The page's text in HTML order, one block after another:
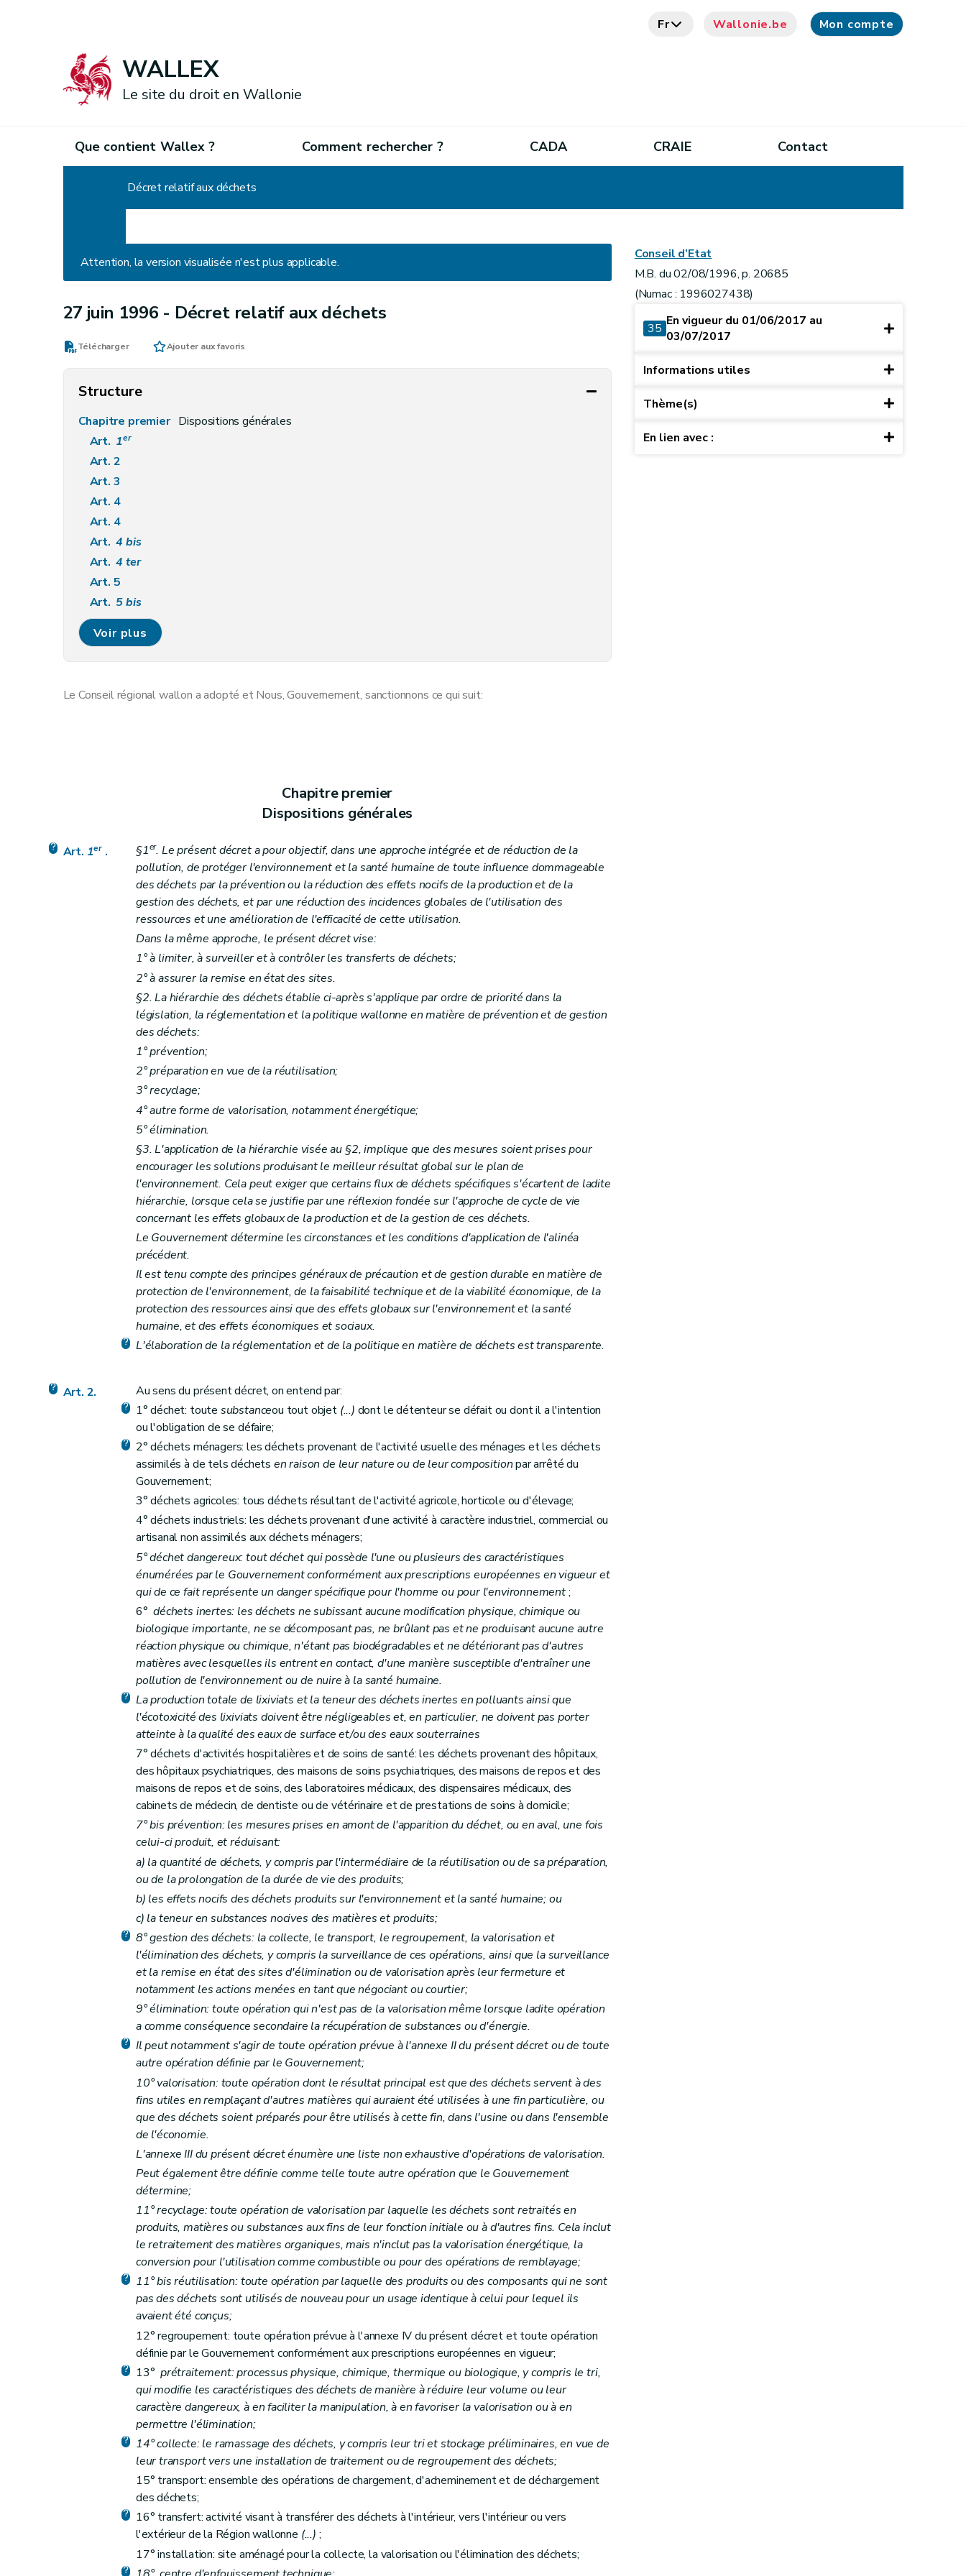
Fr Wallonie.be Mon compte
WALLEX
Le site du droit en Wallonie
Que contient Wallex ? Comment rechercher ? CADA CRAIE Contact
Décret relatif aux déchets
Attention, la version visualisée n'est plus applicable.
27 juin 1996 - Décret relatif aux déchets
Télécharger Ajouter aux favoris
Structure
Chapitre premier Dispositions générales
Art. 1er
Art. 2
Art. 3
Art. 4
Art. 4
Art.4bis
Art.4ter
Art. 5
Art. 5bis
Art.5ter
Art.5quater
Chapitre III Prévention et limitation des nuisances lors de la gestion des déchets
Art. 10
Art. 11
Art. 12
Art. 13
Art. 14
Art. 15
Section 2 Dispositions particulières à la valorisation des déchets
Art. 16
Art. 17
Art. 18
2bis
Dispositions particulières à la réutilisation et au recyclage
18bis
Section 3 Dispositions particulières à l'élimination des déchets
Art. 19
Art. 20
Section 4
Dispositions particulières aux déchets ménagers
Art. 21
Art. 22
Chapitre IV Transferts de déchets
Chapitre V Planification de la gestion des déchets
bis
Chapitre VI Dispositions particulières
Art.
bis
Art. 28
bis
Chapitre VII Dispositions fonctionnelles
Section première Statistiques et renseignements
Art. 29
Art. 30
Art. 31
Section 2
Commission des déchets
Art. 33
Section 3 (...)
Art. 34
Art. 35
Art. 36
Art. 37
Art. 38
Section 4 Société publique à forme commerciale
Art. 39
Section 5 Echantillonnages et analysés
Art. 40
Chapitre VIII Mesures de sécurité
Indemnisation des dommages par le Gouvernement
Chapitre X Surveillance, sautions administratives et pénales
Section première Surveillance, recherche et constatation des infractions
Art. 45
Art. 46
Section 2 Sanctions administratives
Art. 47
Art. 48
Art. 49
Art. 50
Section 3 Sanctions pénales
Art. 51
Art. 52
Art. 53
Art. 54
Art. 55
Art. 55bis
Art. 56
Art. 57
Art. 58
Art. 59
Chapitre XI Exécution des obligations internationales
Art. 61
bis
ter
Chapitre XII
Dispositions modificatives et abrogatoires
Art. 65
Chapitre XIII Dispositions transitoires
Voir plus
Le Conseil régional wallon a adopté et Nous, Gouvernement, sanctionnons ce qui suit:
Chapitre premier
Dispositions générales
Art. 1er . §1er. Le présent décret a pour objectif, dans une approche intégrée et de réduction de la
pollution, de protéger l'environnement et la santé humaine de toute influence dommageable
des déchets par la prévention ou la réduction des effets nocifs de la production et de la
gestion des déchets, et par une réduction des incidences globales de l'utilisation des
ressources et une amélioration de l'efficacité de cette utilisation.
Dans la même approche, le présent décret vise:
1° à limiter, à surveiller et à contrôler les transferts de déchets;
2° à assurer la remise en état des sites.
§2. La hiérarchie des déchets établie ci-après s'applique par ordre de priorité dans la
législation, la réglementation et la politique wallonne en matière de prévention et de gestion
des déchets:
1° prévention;
2° préparation en vue de la réutilisation;
3° recyclage;
4° autre forme de valorisation, notamment énergétique;
5° élimination.
§3. L'application de la hiérarchie visée au §2, implique que des mesures soient prises pour
encourager les solutions produisant le meilleur résultat global sur le plan de
l'environnement. Cela peut exiger que certains flux de déchets spécifiques s'écartent de ladite
hiérarchie, lorsque cela se justifie par une réflexion fondée sur l'approche de cycle de vie
concernant les effets globaux de la production et de la gestion de ces déchets.
Le Gouvernement détermine les circonstances et les conditions d'application de l'alinéa
précédent.
Il est tenu compte des principes généraux de précaution et de gestion durable en matière de
protection de l'environnement, de la faisabilité technique et de la viabilité économique, de la
protection des ressources ainsi que des effets globaux sur l'environnement et la santé
humaine, et des effets économiques et sociaux.
L'élaboration de la réglementation et de la politique en matière de déchets est transparente.
Art. 2.
Au sens du présent décret, on entend par:
1° déchet: toute substanceou tout objet (...) dont le détenteur se défait ou dont il a l'intention
ou l'obligation de se défaire;
2° déchets ménagers: les déchets provenant de l'activité usuelle des ménages et les déchets
assimilés à de tels déchets en raison de leur nature ou de leur compositionpar arrêté du
Gouvernement;
3° déchets agricoles: tous déchets résultant de l'activité agricole, horticole ou d'élevage;
4° déchets industriels: les déchets provenant d'une activité à caractère industriel, commercial ou
artisanal non assimilés aux déchets ménagers;
5° déchet dangereux: tout déchet qui possède l'une ou plusieurs des caractéristiques
énumérées par le Gouvernement conformément aux prescriptions européennes en vigueur et
qui de ce fait représente un danger spécifique pour l'homme ou pour l'environnement;
6°déchets inertes: les déchets ne subissant aucune modification physique, chimique ou
biologique importante, ne se décomposant pas, ne brûlant pas et ne produisant aucune autre
réaction physique ou chimique, n'étant pas biodégradables et ne détériorant pas d'autres
matières avec lesquelles ils entrent en contact, d'une manière susceptible d'entraîner une
pollution de l'environnement ou de nuire à la santé humaine.
La production totale de lixiviats et la teneur des déchets inertes en polluants ainsi que
l'écotoxicité des lixiviats doivent être négligeables et, en particulier, ne doivent pas porter
atteinte à la qualité des eaux de surface et/ou des eaux souterraines
7° déchets d'activités hospitalières et de soins de santé: les déchets provenant des hôpitaux,
des hôpitaux psychiatriques, des maisons de soins psychiatriques, des maisons de repos et des
maisons de repos et de soins, des laboratoires médicaux, des dispensaires médicaux, des
cabinets de médecin, de dentiste ou de vétérinaire et de prestations de soins à domicile;
7°bis prévention: les mesures prises en amont de l'apparition du déchet, ou en aval, une fois
celui-ci produit, et réduisant:
a) la quantité de déchets, y compris par l'intermédiaire de la réutilisation ou de sa préparation,
ou de la prolongation de la durée de vie des produits;
b) les effets nocifs des déchets produits sur l'environnement et la santé humaine; ou
c) la teneur en substances nocives des matières et produits;
8° gestion des déchets: la collecte, le transport, le regroupement, la valorisation et
l'élimination des déchets, y compris la surveillance de ces opérations, ainsi que la surveillance
et la remise en état des sites d'élimination ou de valorisation après leur fermeture et
notamment les actions menées en tant que négociant ou courtier;
9° élimination: toute opération qui n'est pas de la valorisation même lorsque ladite opération
a comme conséquence secondaire la récupération de substances ou d'énergie.
Il peut notamment s'agir de toute opération prévue à l'annexe II du présent décret ou de toute
autre opération définie par le Gouvernement;
10° valorisation: toute opération dont le résultat principal est que des déchets servent à des
fins utiles en remplaçant d'autres matières qui auraient été utilisées à une fin particulière, ou
que des déchets soient préparés pour être utilisés à cette fin, dans l'usine ou dans l'ensemble
de l'économie.
L'annexe III du présent décret énumère une liste non exhaustive d'opérations de valorisation.
Peut également être définie comme telle toute autre opération que le Gouvernement
détermine;
11° recyclage: toute opération de valorisation par laquelle les déchets sont retraités en
produits, matières ou substances aux fins de leur fonction initiale ou à d'autres fins. Cela inclut
le retraitement des matières organiques, mais n'inclut pas la valorisation énergétique, la
conversion pour l'utilisation comme combustible ou pour des opérations de remblayage;
11°bisréutilisation: toute opération par laquelle des produits ou des composants qui ne sont
pas des déchets sont utilisés de nouveau pour un usage identique à celui pour lequel ils
avaient été conçus;
12° regroupement: toute opération prévue à l'annexe IV du présent décret et toute opération
définie par le Gouvernement conformément aux prescriptions européennes en vigueur;
13° prétraitement: processus physique, chimique, thermique ou biologique, y compris le tri,
qui modifie les caractéristiques des déchets de manière à réduire leur volume ou leur
caractère dangereux, à en faciliter la manipulation, à en favoriser la valorisation ou à en
permettre l'élimination;
14° collecte: le ramassage des déchets, y compris leur tri et stockage préliminaires, en vue de
leur transport vers une installation de traitement ou de regroupement des déchets;
15° transport: ensemble des opérations de chargement, d'acheminement et de déchargement
des déchets;
16° transfert: activité visant à transférer des déchets à l'intérieur, vers l'intérieur ou vers
l'extérieur de la Région wallonne (...) ;
17° installation: site aménagé pour la collecte, la valorisation ou l'élimination des déchets;
Conseil d’Etat
M.B. du 02/08/1996, p. 20685
(Numac : 1996027438)
35 En vigueur du 01/06/2017 au
03/07/2017
Informations utiles
Thème(s)
En lien avec :